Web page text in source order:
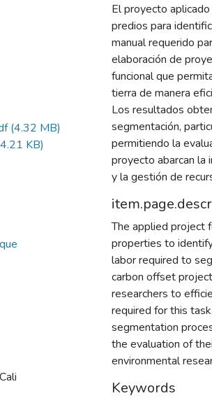
(4.32 MB)
KB)
El proyecto
predios para
manual requerido
elaboración de
funcional que
tierra de manera
Los resultados
segmentación,
permitiendo la
proyecto abarcan la
y la gestión de
The applied project
properties to
labor required to
carbon offset
researchers to
required for this
segmentation
the evaluation of
environmental
Keywords